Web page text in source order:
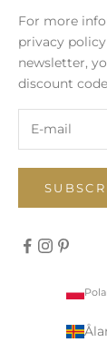
For more
privacy policy
newsletter,
discount